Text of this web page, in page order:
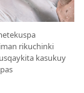
rikuchinki
kasukuy